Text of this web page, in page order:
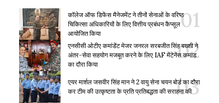
कॉलेज ऑफ डिफेंस मैनेजमेंट ने तीनों सेनाओं के वरिष्ठ
चिकित्सा अधिकारियों के लिए वित्तीय प्रबंधन कैप्सूल
आयोजित किया
एनसीसी ओटीए कमांडेंट मेजर जनरल सरबजीत सिंह बख्शी ने
अंतर-सेवा सहयोग मजबूत करने के लिए IAF मेंटेनेंस कमांड
का दौरा किया
एयर मार्शल जसवीर सिंह मान ने 2 वायु सेना चयन बोर्ड का दौरा
कर टीम की उत्कृष्टता के प्रति प्रतिबद्धता की सराहना की